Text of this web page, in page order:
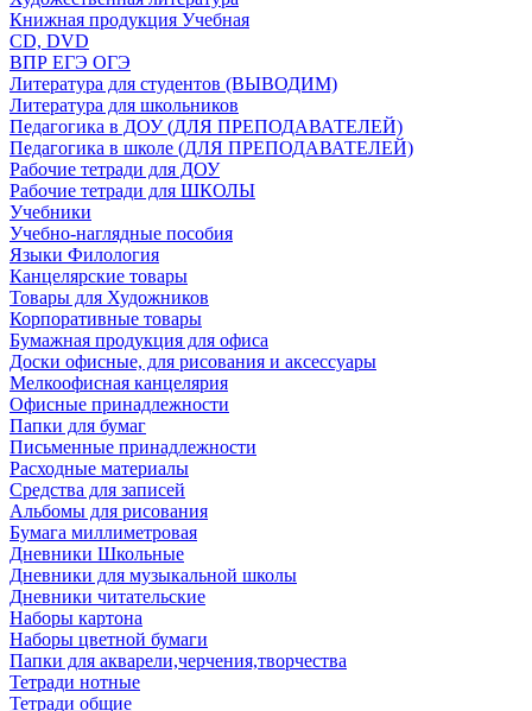
Книжная продукция Учебная
CD, DVD
ВПР ЕГЭ ОГЭ
Литература для студентов (ВЫВОДИМ)
Литература для школьников
Педагогика в ДОУ (ДЛЯ ПРЕПОДАВАТЕЛЕЙ)
Педагогика в школе (ДЛЯ ПРЕПОДАВАТЕЛЕЙ)
Рабочие тетради для ДОУ
Рабочие тетради для ШКОЛЫ
Учебники
Учебно-наглядные пособия
Языки Филология
Канцелярские товары
Товары для Художников
Корпоративные товары
Бумажная продукция для офиса
Доски офисные, для рисования и аксессуары
Мелкоофисная канцелярия
Офисные принадлежности
Папки для бумаг
Письменные принадлежности
Расходные материалы
Средства для записей
Альбомы для рисования
Бумага миллиметровая
Дневники Школьные
Дневники для музыкальной школы
Дневники читательские
Наборы картона
Наборы цветной бумаги
Папки для акварели,черчения,творчества
Тетради нотные
Тетради общие